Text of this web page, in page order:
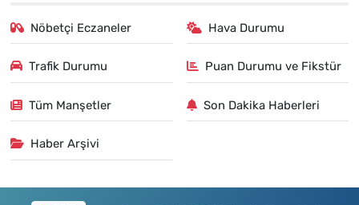
Nöbetçi Eczaneler Hava Durumu
Trafik Durumu Puan Durumu ve Fikstür
Tüm Manşetler Son Dakika Haberleri
Haber Arşivi